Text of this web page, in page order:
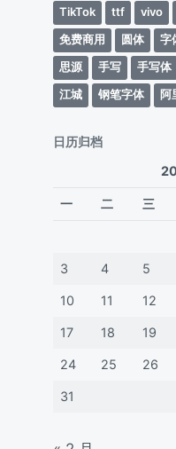
TikTok
ttf vivo
免费商用
圆体 字
思源
手写 手写体
江城
钢笔字体 阿
日历归档
一 二 三
3 4 5
10 11 12
17 18 19
24 25 26
31